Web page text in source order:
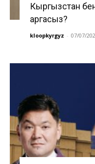
Кыргызстан
аргасыз?
kloopkyrgyz - 07/07/